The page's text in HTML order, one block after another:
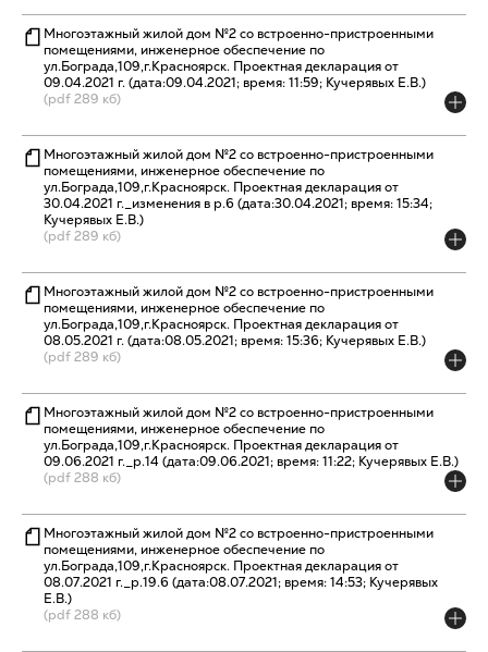
Многоэтажный жилой дом №2 со встроенно-пристроенными
помещениями, инженерное обеспечение по
ул.Бограда,109,г.Красноярск. Проектная декларация от
09.04.2021 г. (дата:09.04.2021; время: 11:59; Кучерявых Е.В.)
(pdf 289 кб)
Многоэтажный жилой дом №2 со встроенно-пристроенными
помещениями, инженерное обеспечение по
ул.Бограда,109,г.Красноярск. Проектная декларация от
30.04.2021 г._изменения в р.6 (дата:30.04.2021; время: 15:34;
Кучерявых Е.В.)
(pdf 289 кб)
Многоэтажный жилой дом №2 со встроенно-пристроенными
помещениями, инженерное обеспечение по
ул.Бограда,109,г.Красноярск. Проектная декларация от
08.05.2021 г. (дата:08.05.2021; время: 15:36; Кучерявых Е.В.)
(pdf 289 кб)
Многоэтажный жилой дом №2 со встроенно-пристроенными
помещениями, инженерное обеспечение по
ул.Бограда,109,г.Красноярск. Проектная декларация от
09.06.2021 г._р.14 (дата:09.06.2021; время: 11:22; Кучерявых Е.В.)
(pdf 288 кб)
Многоэтажный жилой дом №2 со встроенно-пристроенными
помещениями, инженерное обеспечение по
ул.Бограда,109,г.Красноярск. Проектная декларация от
08.07.2021 г._р.19.6 (дата:08.07.2021; время: 14:53; Кучерявых
Е.В.)
(pdf 288 кб)